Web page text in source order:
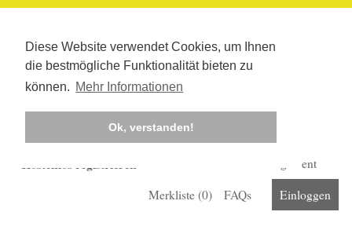
Diese Website verwendet Cookies, um Ihnen
die bestmögliche Funktionalität bieten zu
können. Mehr Informationen
Ok, verstanden!
Kostenlos registrieren
Corona-Management
Merkliste (0) FAQs Einloggen